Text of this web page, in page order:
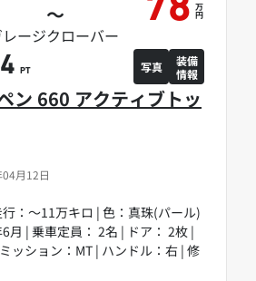
月12日
ン 660 アクティブトッ
：～11万キロ | 色：真珠(パール)
月 | 乗車定員： 2名 | ドア： 2枚 |
ッション：MT | ハンドル：右 | 修
～ 78 万
円
ージクローバー
PT 写真
装備
情報